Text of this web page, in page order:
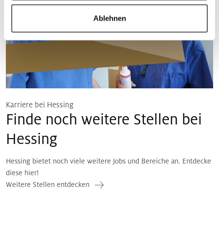
Ablehnen
Karriere bei Hessing
Finde noch weitere Stellen bei
Hessing
Hessing bietet noch viele weitere Jobs und Bereiche an. Entdecke
diese hier!
Weitere Stellen entdecken